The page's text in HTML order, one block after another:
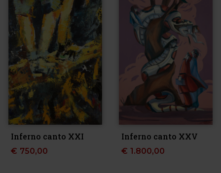
Inferno canto XXI
€ 750,00
Inferno canto XXV
€ 1.800,00